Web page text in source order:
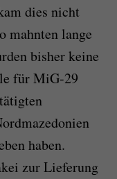
dies nicht
mahnten lange
bisher keine
für MiG-29
haben.
zur Lieferung